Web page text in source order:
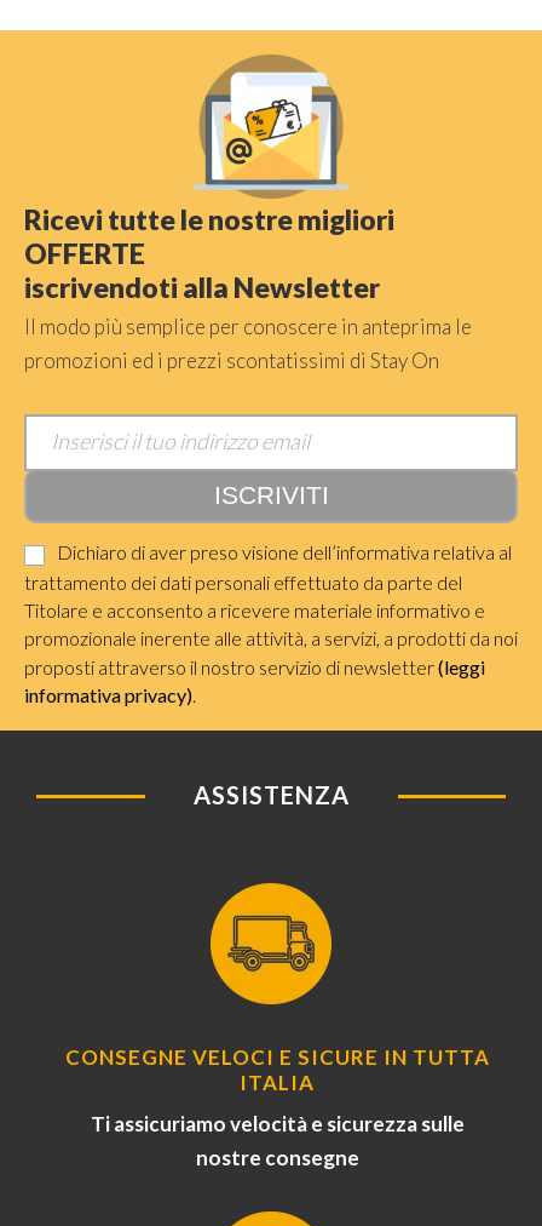
Ricevi tutte le nostre migliori
OFFERTE
iscrivendoti alla Newsletter
Il modo più semplice per conoscere in anteprima le
promozioni ed i prezzi scontatissimi di Stay On
Dichiaro di aver preso visione dell’informativa relativa al
trattamento dei dati personali effettuato da parte del
Titolare e acconsento a ricevere materiale informativo e
promozionale inerente alle attività, a servizi, a prodotti da noi
proposti attraverso il nostro servizio di newsletter(leggi
informativa privacy)
ASSISTENZA
CONSEGNE VELOCI E SICURE IN TUTTA
ITALIA
Ti assicuriamo velocità e sicurezza sulle
nostre consegne